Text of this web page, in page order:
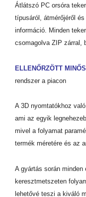
Átlátszó PC orsóra
típusáról, átmérőjéről
információ. Minden
csomagolva ZIP zárral,
ELLENŐRZÖTT
rendszer a piacon
A 3D nyomtatókhoz
ami az egyik
mivel a folyamat
termék méretére és az
A gyártás során
keresztmetszeten
lehetővé teszi a kiváló